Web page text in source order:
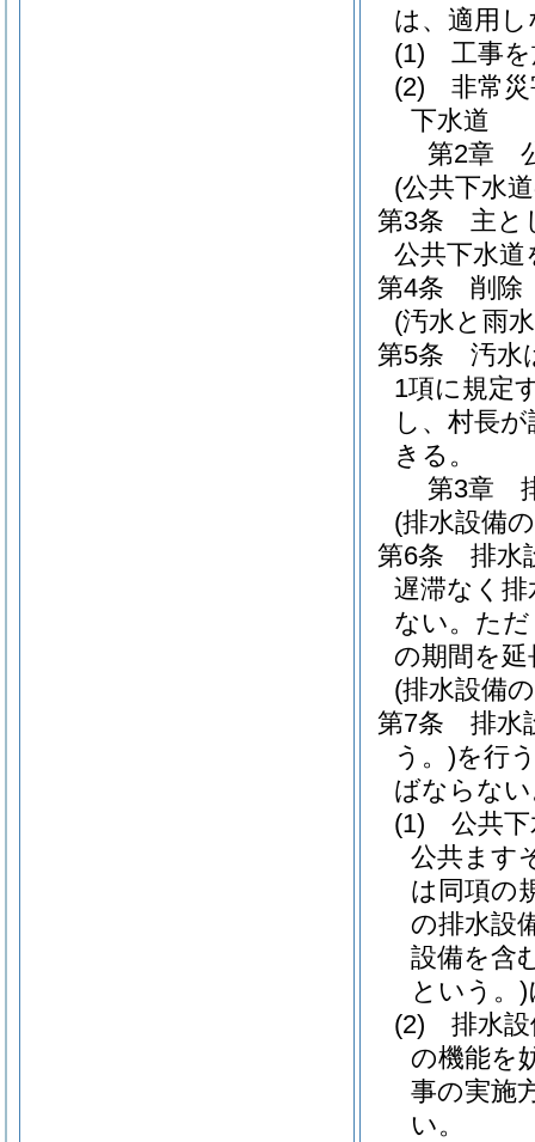
は、適用
(1)
工事
(2)
非常
下水道
第2章
(公共下水
第3条
主と
公共下水
第4条
削除
(汚水と雨
第5条
汚水
1項に規定
し、村長
きる。
第3章
(排水設備
第6条
排水
遅滞なく排
ない。 た
の期間を
(排水設備
第7条
排水
う。)を行
ばならな
(1)
公共
公共ます
は同項の
の排水設
設備を含
という。)
(2)
排水
の機能を
事の実施
い。